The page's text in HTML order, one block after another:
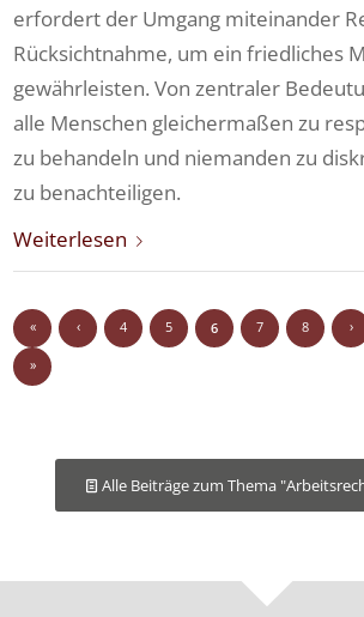
erfordert der Umgang miteinander
Rücksichtnahme, um ein friedliches
gewährleisten. Von zentraler
alle Menschen gleichermaßen zu
zu behandeln und niemanden zu
zu benachteiligen.
Weiterlesen
« ‹ 4 5 6 7 8 ›
»
Alle Beiträge zum Thema